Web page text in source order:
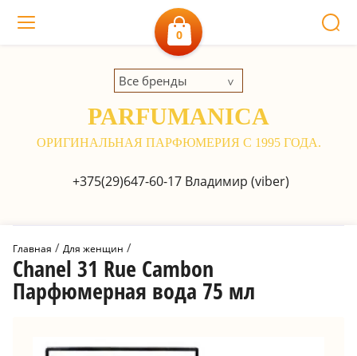
0
+375(29)647-60-17Владимир (viber)
Все бренды
PARFUMANICA
ОРИГИНАЛЬНАЯ ПАРФЮМЕРИЯ С 1995 ГОДА.
Главная / Для женщин /
Chanel 31 Rue Cambon
Парфюмерная вода 75 мл